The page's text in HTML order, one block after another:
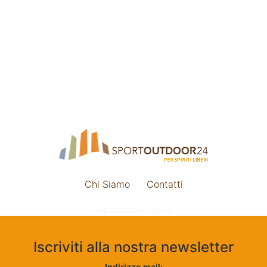
Chi Siamo Contatti
Iscriviti alla nostra newsletter